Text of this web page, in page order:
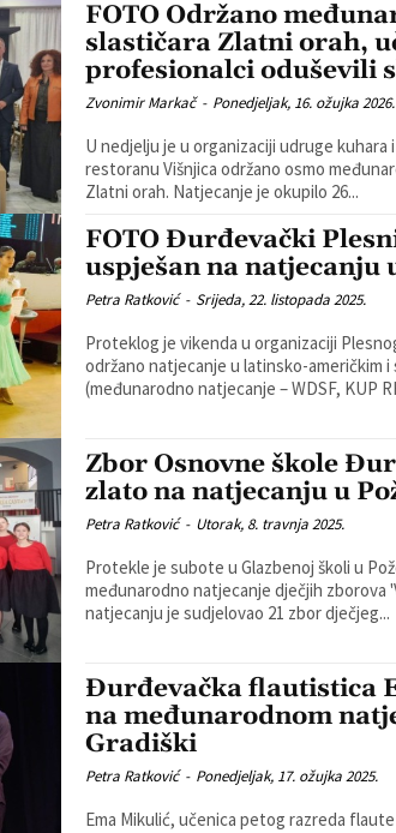
FOTO Održano
slastičara Zlatni orah,
profesionalci oduševili
Zvonimir Markač - Ponedjeljak, 16. ožujka 2026.
U nedjelju je u organizaciji udruge kuhara
restoranu Višnjica održano osmo
Zlatni orah. Natjecanje je okupilo 26...
FOTO Đurđevački
uspješan na natjecanju
Petra Ratković - Srijeda, 22. listopada 2025.
Proteklog je vikenda u organizaciji
održano natjecanje u latinsko-američkim
(međunarodno natjecanje – WDSF, KUP
Zbor Osnovne škole
zlato na natjecanju u
Petra Ratković - Utorak, 8. travnja 2025.
Protekle je subote u Glazbenoj školi u
međunarodno natjecanje dječjih zborova
natjecanju je sudjelovao 21 zbor dječjeg...
Đurđevačka flautistica
na međunarodnom
Gradiški
Petra Ratković - Ponedjeljak, 17. ožujka 2025.
Ema Mikulić, učenica petog razreda